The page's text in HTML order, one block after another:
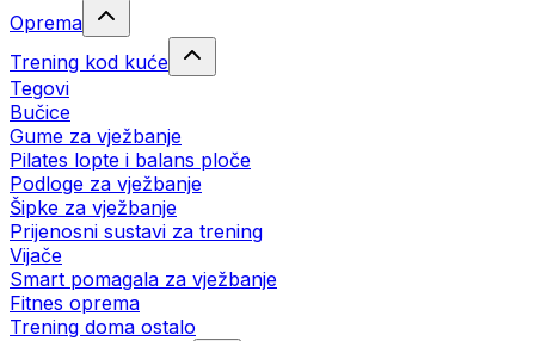
Oprema
Trening kod kuće
Tegovi
Bučice
Gume za vježbanje
Pilates lopte i balans ploče
Podloge za vježbanje
Šipke za vježbanje
Prijenosni sustavi za trening
Vijače
Smart pomagala za vježbanje
Fitnes oprema
Trening doma ostalo